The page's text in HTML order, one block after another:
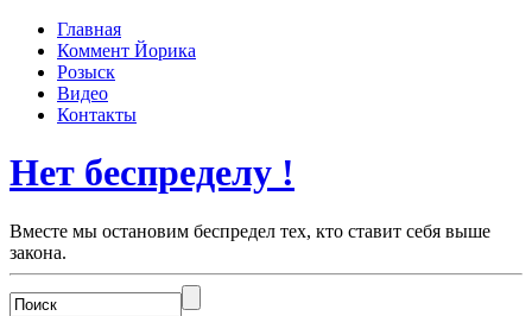
Главная
Коммент Йорика
Розыск
Видео
Контакты
Нет беспределу !
Вместе мы остановим беспредел тех, кто ставит себя выше
закона.